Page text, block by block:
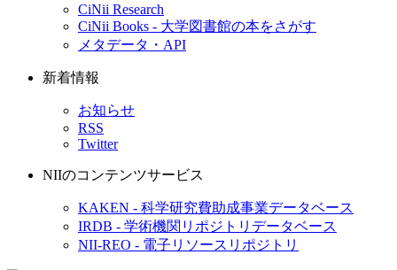
CiNii Research
CiNii Books - 大学図書館の本をさがす
メタデータ・API
新着情報
お知らせ
RSS
Twitter
NIIのコンテンツサービス
KAKEN - 科学研究費助成事業データベース
IRDB - 学術機関リポジトリデータベース
NII-REO - 電子リソースリポジトリ